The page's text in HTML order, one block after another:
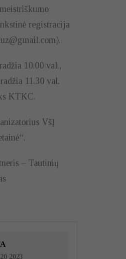
registracija
10.00 val.,
11.30 val.
KTKC.
VšĮ
– Tautinių
2023